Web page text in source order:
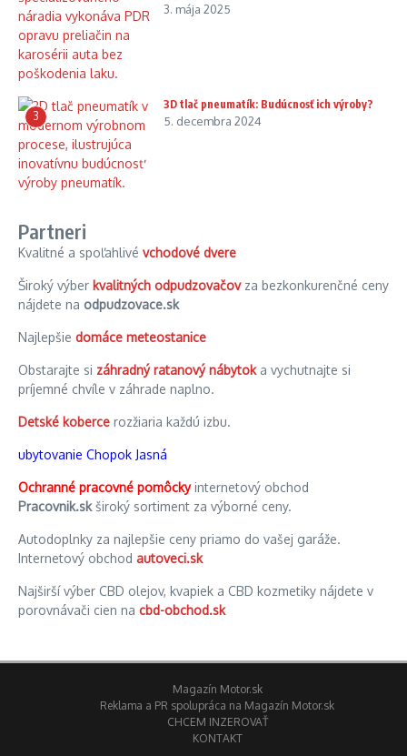
3. mája 2025
3
3D tlač pneumatík: Budúcnosť ich výroby?
5. decembra 2024
Partneri
Kvalitné a spoľahlivé vchodové dvere
Široký výber kvalitných odpudzovačovza bezkonkurenčné ceny
nájdete na odpudzovace.sk
Najlepšie domáce meteostanice
Obstarajte si záhradný ratanový nábytoka vychutnajte si
príjemné chvíle v záhrade naplno.
Detské koberce rozžiaria každú izbu.
ubytovanie Chopok Jasná
Ochranné pracovné pomôckyinternetový obchod
Pracovnik.skširoký sortiment za výborné ceny.
Autodoplnky za najlepšie ceny priamo do vašej garáže.
Internetový obchod autoveci.sk
Najširší výber CBD olejov, kvapiek a CBD kozmetiky nájdete v
porovnávači cien na cbd-obchod.sk
Magazín Motor.sk
Reklama a PR spolupráca na Magazín Motor.sk
CHCEM INZEROVAŤ
KONTAKT